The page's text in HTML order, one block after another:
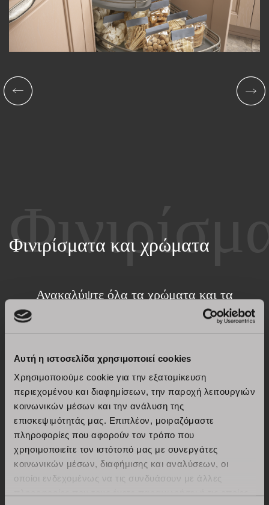
Αυτή η ιστοσελίδα χρησιμοποιεί cookies
Χρησιμοποιούμε cookie για την εξατομίκευση
περιεχομένου και διαφημίσεων, την παροχή λειτουργιών
κοινωνικών μέσων και την ανάλυση της
επισκεψιμότητάς μας. Επιπλέον, μοιραζόμαστε
πληροφορίες που αφορούν τον τρόπο που
χρησιμοποιείτε τον ιστότοπό μας με συνεργάτες
κοινωνικών μέσων, διαφήμισης και αναλύσεων, οι
οποίοι ενδεχομένως να τις συνδυάσουν με άλλες
Φινιρίσματα και χρώματα
Ανακαλύψτε όλα τα χρώματα και τα
Δείτε τους όλους